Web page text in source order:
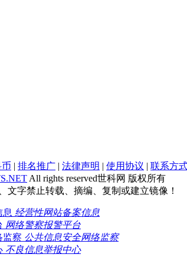
排名推广 法律声明 使用协议 联系方
All rights reserved世科网 版权所有
文字禁止转载、摘编、复制或建立镜像！
经营性网站备案信息
网络警察报警平台
公共信息安全网络监察
不良信息举报中心